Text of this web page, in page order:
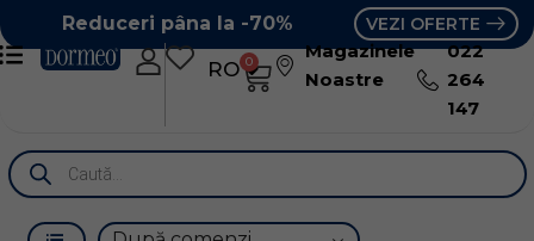
Reduceri pâna la -70% VEZI OFERTE
RO
RU
0
Magazinele
Noastre
022
264
147